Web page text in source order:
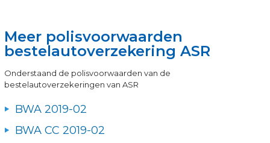
Meer polisvoorwaarden
bestelautoverzekering ASR
Onderstaand de polisvoorwaarden van de
bestelautoverzekeringen van ASR
BWA 2019-02
BWA CC 2019-02